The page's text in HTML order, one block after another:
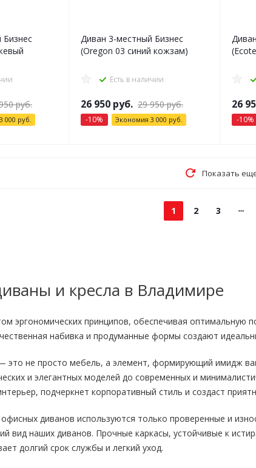
руб.
3 000 руб.
Диван 3-местный Бизнес
(Oregon 03 синий кожзам)
Есть в наличии
26 950 руб. 29 950руб.
-10% Экономия 3 000 руб.
26
-10%
Показать
1 2 3
и кресла в Владимире
эргономических принципов, обеспечивая оптимальную
набивка и продуманные формы создают
это не просто мебель, а элемент, формирующий имидж
и элегантных моделей до современных и
подчеркнет корпоративный стиль и создаст
диванов используются только проверенные и
вид наших диванов. Прочные каркасы, устойчивые к
долгий срок службы и легкий уход.